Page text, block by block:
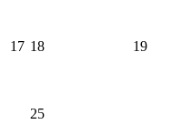
17 18 19
25